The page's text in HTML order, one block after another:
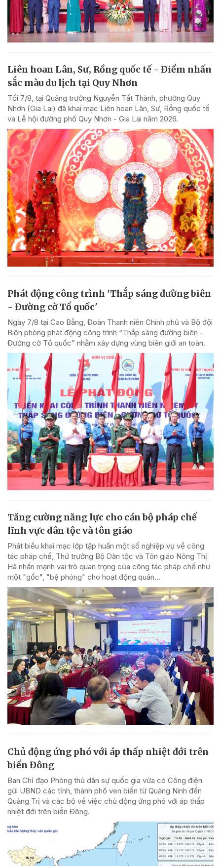
Liên hoan Lân, Sư, Rồng quốc tế - Điểm nhấn
sắc màu du lịch tại Quy Nhơn
Tối 7/8, tại Quảng trường Nguyễn Tất Thành, phường Quy
Nhơn (Gia Lai) đã khai mạc Liên hoan Lân, Sư, Rồng quốc tế
và Lễ hội đường phố Quy Nhơn - Gia Lai năm 2026.
Phát động công trình 'Thắp sáng đường biên
- Đường cờ Tổ quốc'
Ngày 7/8 tại Cao Bằng, Đoàn Thanh niên Chính phủ và Bộ đội
Biên phòng phát động công trình “Thắp sáng đường biên -
Đường cờ Tổ quốc” nhằm xây dựng vùng biên giới an toàn.
Tăng cường năng lực cho cán bộ pháp chế
lĩnh vực dân tộc và tôn giáo
Phát biểu khai mạc lớp tập huấn một số nghiệp vụ về công
tác pháp chế, Thứ trưởng Bộ Dân tộc và Tôn giáo Nông Thị
Hà nhấn mạnh vai trò quan trọng của công tác pháp chế như
một "gốc", "bệ phóng" cho hoạt động quản...
Chủ động ứng phó với áp thấp nhiệt đới trên
biển Đông
Ban Chỉ đạo Phòng thủ dân sự quốc gia vừa có Công điện
gửi UBND các tỉnh, thành phố ven biển từ Quảng Ninh đến
Quảng Trị và các bộ về việc chủ động ứng phó với áp thấp
nhiệt đới trên biển Đông.